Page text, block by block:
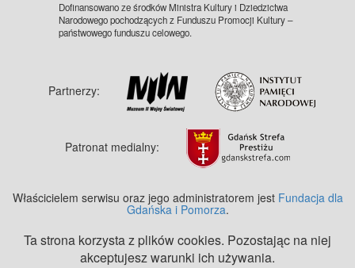
Dofinansowano ze środków Ministra Kultury i Dziedzictwa
Narodowego pochodzących z Funduszu Promocji Kultury –
państwowego funduszu celowego.
Partnerzy:
Patronat medialny:
Właścicielem serwisu oraz jego administratorem jest Fundacja dla
Gdańska i Pomorza.
Ta strona korzysta z plików cookies. Pozostając na niej
akceptujesz warunki ich używania.